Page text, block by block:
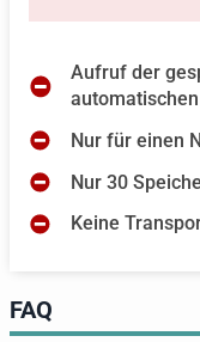
Aufruf der
Nur für einen
Nur 30
Keine
FAQ